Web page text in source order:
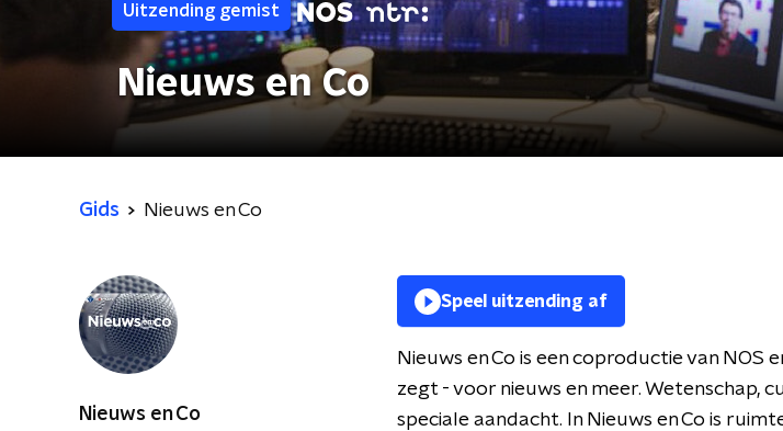
Uitzending gemist
Nieuws en Co
Gids Nieuws en Co
Nieuws en Co
Speel uitzending af
Nieuws en Co is een coproductie van NOS
zegt - voor nieuws en meer. Wetenschap,
speciale aandacht. In Nieuws en Co is